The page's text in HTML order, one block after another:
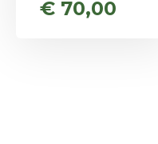
€ 70,00